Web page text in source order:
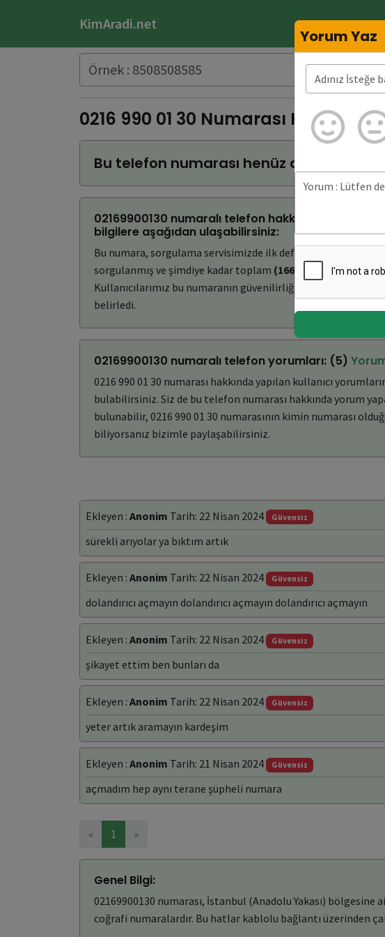
KimAradi.net
0216 990 01 30 Numarası Kimin?
Bu telefon numarası henüz
02169900130 numaralı telefon hakkında bulunan
bilgilere aşağıdan ulaşabilirsiniz:
Bu numara, sorgulama servisimizde ilk defa
sorgulanmış ve şimdiye kadar toplam (166)
kez aranmıştır.
Kullanıcılarımız bu numaranın güvenilirliğini
belirledi.
02169900130 numaralı telefon yorumları: (5)
0216 990 01 30 numarası hakkında yapılan kullanıcı
bulabilirsiniz. Siz de bu telefon numarası hakkında yorum
bulunabilir, 0216 990 01 30 numarasının kimin numarası
biliyorsanız bizimle paylaşabilirsiniz.
Ekleyen : Anonim Tarih: 22 Nisan 2024 Güvensiz
sürekli arıyolar ya bıktım artık
Ekleyen : Anonim Tarih: 22 Nisan 2024 Güvensiz
dolandırıcı açmayın dolandırıcı açmayın dolandırıcı açmayın
Ekleyen : Anonim Tarih: 22 Nisan 2024 Güvensiz
şikayet ettim ben bunları da
Ekleyen : Anonim Tarih: 22 Nisan 2024 Güvensiz
yeter artık aramayın kardeşim
Ekleyen : Anonim Tarih: 21 Nisan 2024 Güvensiz
açmadım hep aynı terane şüpheli numara
« 1 »
Genel Bilgi:
02169900130 numarası, İstanbul (Anadolu Yakası)
coğrafi numaralardır. Bu hatlar kablolu bağlantı üzerinden
Yorum Yaz